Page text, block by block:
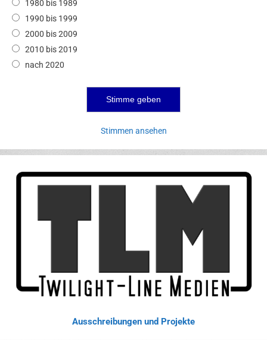
1980 bis 1989
1990 bis 1999
2000 bis 2009
2010 bis 2019
nach 2020
Stimmen ansehen
Ausschreibungen und Projekte